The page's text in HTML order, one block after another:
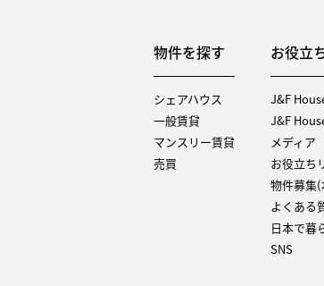
物件を探す
シェアハウス
一般賃貸
マンスリー賃貸
売買
お役立
J&F
J&F
メディア
お役立ち
物件募集
よくある
日本で暮
SNS